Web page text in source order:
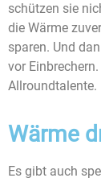
schützen sie
die Wärme
sparen. Und
vor
Allroundtalente.
Wärme
Es gibt auch